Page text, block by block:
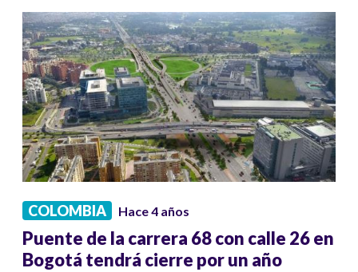
COLOMBIA Hace 4 años
Puente de la carrera 68 con calle 26 en
Bogotá tendrá cierre por un año